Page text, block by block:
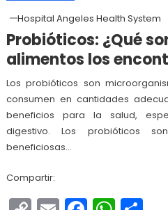
Hospital Angeles Health System
Probióticos: ¿Qué
alimentos los
Los probióticos son
consumen en cantidades
beneficios para la salud,
digestivo. Los probióticos
beneficiosas…
Compartir: